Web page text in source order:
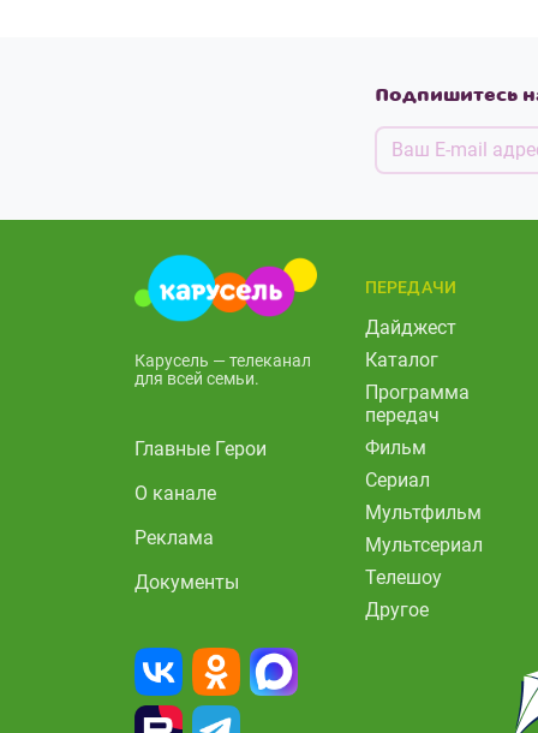
Подпишитесь
Карусель — телеканал
для всей семьи.
Главные Герои
О канале
Реклама
Документы
ПЕРЕДАЧИ
Дайджест
Каталог
Программа
передач
Фильм
Сериал
Мультфильм
Мультсериал
Телешоу
Другое